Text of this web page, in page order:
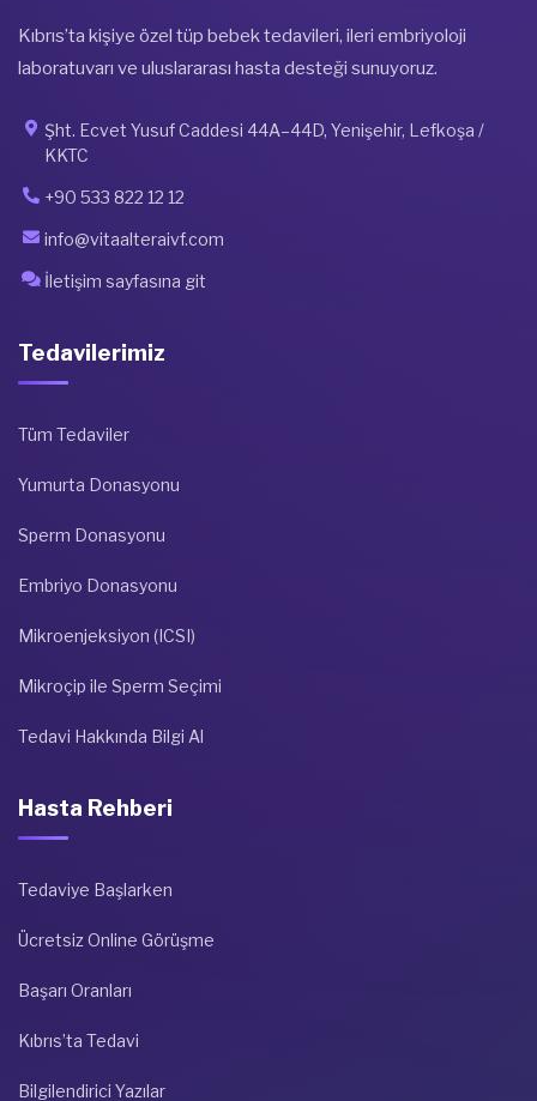
Kıbrıs’ta kişiye özel tüp bebek tedavileri, ileri embriyoloji
laboratuvarı ve uluslararası hasta desteği sunuyoruz.
Şht. Ecvet Yusuf Caddesi 44A–44D, Yenişehir, Lefkoşa /
KKTC
+90 533 822 12 12
info@vitaalteraivf.com
İletişim sayfasına git
Tedavilerimiz
Tüm Tedaviler
Yumurta Donasyonu
Sperm Donasyonu
Embriyo Donasyonu
Mikroenjeksiyon (ICSI)
Mikroçip ile Sperm Seçimi
Tedavi Hakkında Bilgi Al
Hasta Rehberi
Tedaviye Başlarken
Ücretsiz Online Görüşme
Başarı Oranları
Kıbrıs’ta Tedavi
Bilgilendirici Yazılar